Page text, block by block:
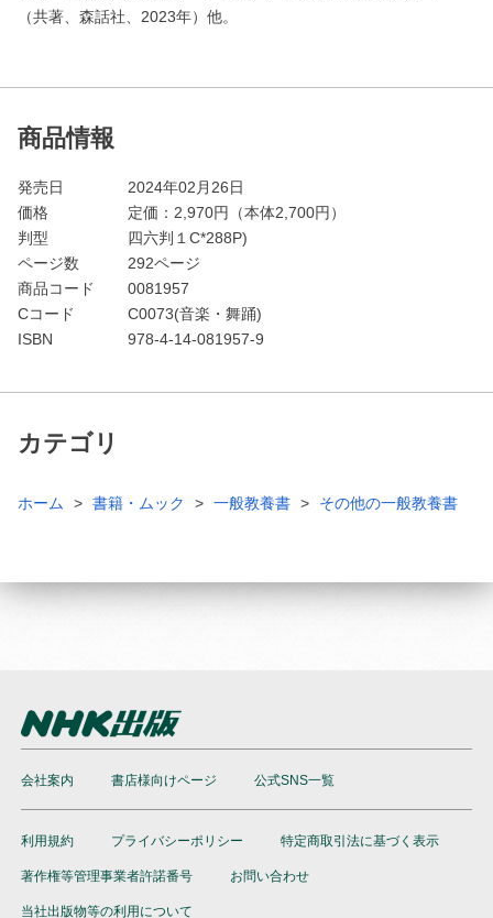
（共著、森話社、2023年）他。
商品情報
発売日
2024年02月26日
価格
定価： 2,970円（本体2,700円）
判型
四六判１C*288P)
ページ数
292ページ
商品コード
0081957
Cコード
C0073(音楽・舞踊)
ISBN
978-4-14-081957-9
カテゴリ
ホーム 書籍・ムック 一般教養書 その他の一般教養書
会社案内 書店様向けページ 公式SNS一覧
利用規約 プライバシーポリシー 特定商取引法に基づく表示
著作権等管理事業者許諾番号 お問い合わせ
当社出版物等の利用について